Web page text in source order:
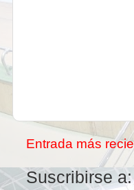
Entrada más
Suscribirse